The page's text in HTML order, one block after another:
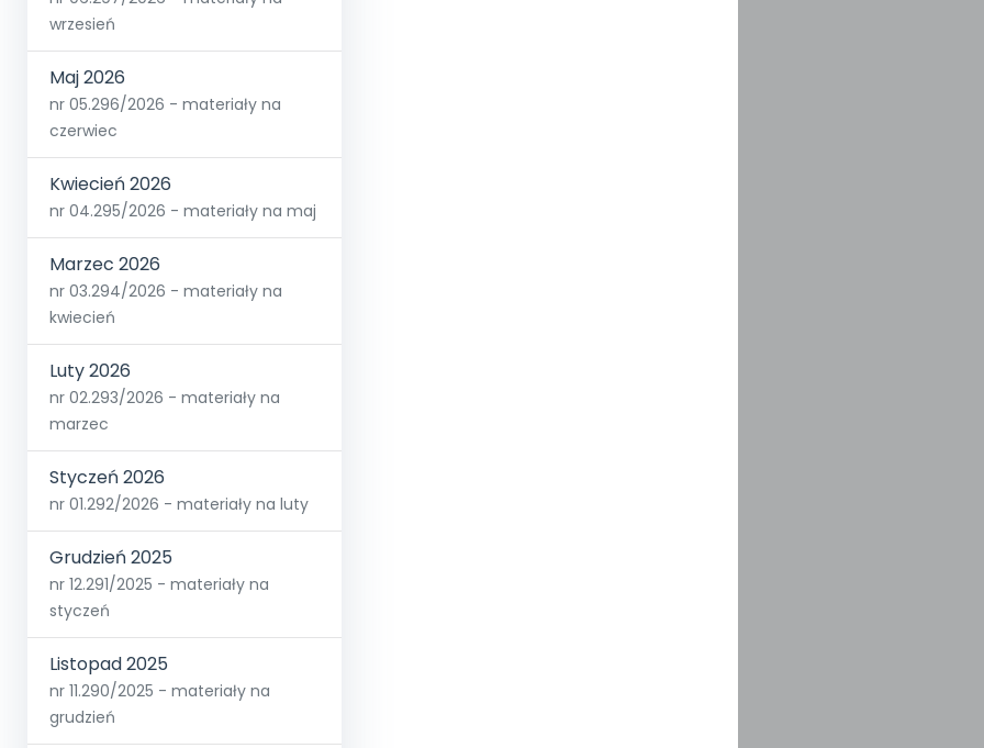
wrzesień
Maj 2026
nr 05.296/2026 - materiały na
czerwiec
Kwiecień 2026
nr 04.295/2026 - materiały na maj
Marzec 2026
nr 03.294/2026 - materiały na
kwiecień
Luty 2026
nr 02.293/2026 - materiały na
marzec
Styczeń 2026
nr 01.292/2026 - materiały na luty
Grudzień 2025
nr 12.291/2025 - materiały na
styczeń
Listopad 2025
nr 11.290/2025 - materiały na
grudzień